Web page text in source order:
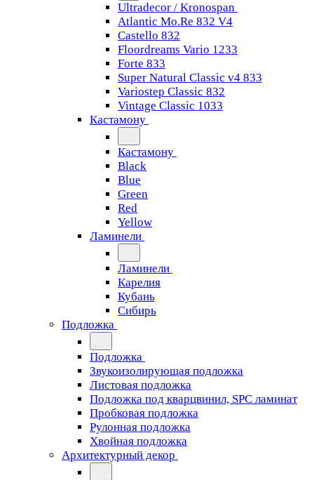
Ultradecor / Kronospan
Atlantic Mo.Re 832 V4
Castello 832
Floordreams Vario 1233
Forte 833
Super Natural Classic v4 833
Variostep Classic 832
Vintage Classic 1033
Кастамону
Кастамону
Black
Blue
Green
Red
Yellow
Ламинели
Ламинели
Карелия
Кубань
Сибирь
Подложка
Подложка
Звукоизолирующая подложка
Листовая подложка
Подложка под кварцвинил, SPC ламинат
Пробковая подложка
Рулонная подложка
Хвойная подложка
Архитектурный декор